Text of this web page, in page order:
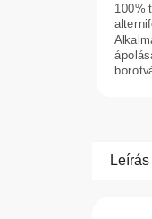
100%
Leírás